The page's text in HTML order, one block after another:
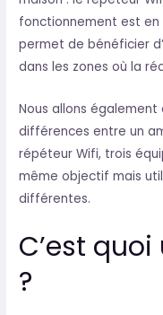
fonctionnement est
permet de bénéficier
dans les zones où la
Nous allons
différences entre un
répéteur Wifi, trois
même objectif mais
différentes.
C’est
?